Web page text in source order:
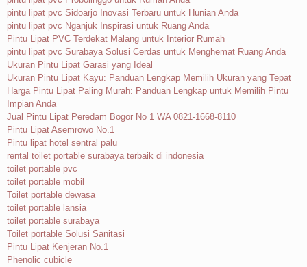
pintu lipat pvc Sidoarjo Inovasi Terbaru untuk Hunian Anda
pintu lipat pvc Nganjuk Inspirasi untuk Ruang Anda
Pintu Lipat PVC Terdekat Malang untuk Interior Rumah
pintu lipat pvc Surabaya Solusi Cerdas untuk Menghemat Ruang Anda
Ukuran Pintu Lipat Garasi yang Ideal
Ukuran Pintu Lipat Kayu: Panduan Lengkap Memilih Ukuran yang Tepat
Harga Pintu Lipat Paling Murah: Panduan Lengkap untuk Memilih Pintu
Impian Anda
Jual Pintu Lipat Peredam Bogor No 1 WA 0821-1668-8110
Pintu Lipat Asemrowo No.1
Pintu lipat hotel sentral palu
rental toilet portable surabaya terbaik di indonesia
toilet portable pvc
toilet portable mobil
Toilet portable dewasa
toilet portable lansia
toilet portable surabaya
Toilet portable Solusi Sanitasi
Pintu Lipat Kenjeran No.1
Phenolic cubicle